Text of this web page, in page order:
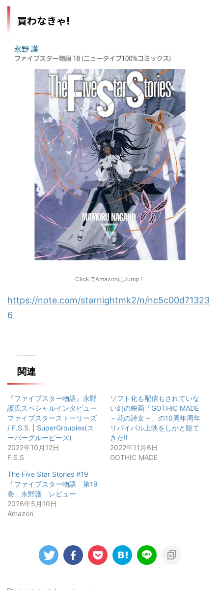
買わなきゃ!
ClickでAmazonにJump！
https://note.com/starnightmk2/n/nc5c00d71323
6
関連
『ファイブスター物語』永野
護氏スペシャルインタビュー
ファイブスターストーリーズ
/ F.S.S. | SuperGroupies(ス
ーパーグルーピーズ)
2022年10月12日
F.S.S
ソフト化も配信もされていな
い幻の映画「GOTHIC MADE
～花の詩女～」の10周年周年
リバイバル上映をしかと観て
きた‼️
2022年11月6日
GOTHIC MADE
The Five Star Stories #19
「ファイブスター物語 第19
巻」永野護 レビュー
2026年5月10日
Amazon